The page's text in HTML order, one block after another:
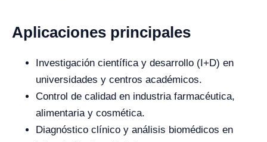
Aplicaciones principales
Investigación científica y desarrollo (I+D) en
universidades y centros académicos.
Control de calidad en industria farmacéutica,
alimentaria y cosmética.
Diagnóstico clínico y análisis biomédicos en